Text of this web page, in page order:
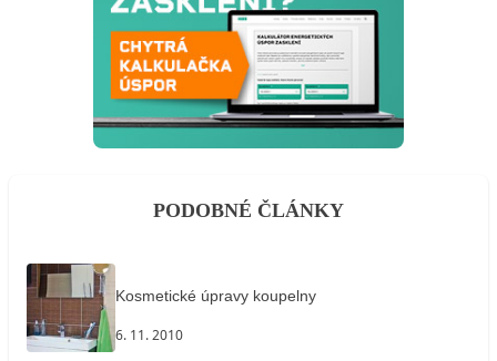
PODOBNÉ ČLÁNKY
Kosmetické úpravy koupelny
6. 11. 2010